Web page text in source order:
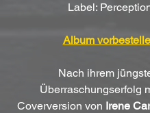
Label:
Album
Nach ihrem
Überraschungserfolg
Coverversion von Irene